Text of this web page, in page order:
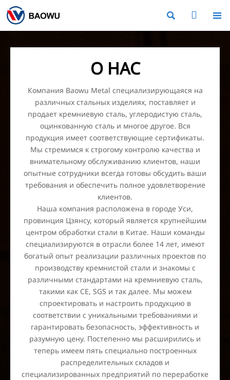
  
О НАС
Компания Baowu Metal специализирующаяся на
различных стальных изделиях, поставляет и
продает кремниевую сталь, углеродистую сталь,
оцинкованную сталь и многое другое. Вся
продукция имеет соответствующие сертификаты.
Мы стремимся к строгому контролю качества и
внимательному обслуживанию клиентов, наши
опытные сотрудники всегда готовы обсудить ваши
требования и обеспечить полное удовлетворение
клиентов.
Наша компания расположена в городе Уси,
провинция Цзянсу, который является крупнейшим
центром обработки стали в Китае. Наши команды
специализируются в отрасли более 14 лет, имеют
богатый опыт реализации различных проектов по
производству кремнистой стали и знакомы с
различными стандартами на кремниевую сталь,
такими как CE, SGS и так далее. Мы можем
спроектировать и настроить продукцию в
соответствии с уникальными требованиями и
гарантировать безопасность, эффективность и
разумную цену. Постепенно мы расширились и
теперь имеем пять специально построенных
распределительных складов и
специализированных предприятий по переработке